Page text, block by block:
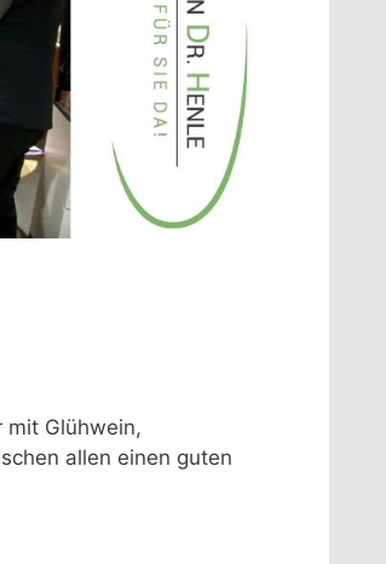
Glühwein,
allen einen guten